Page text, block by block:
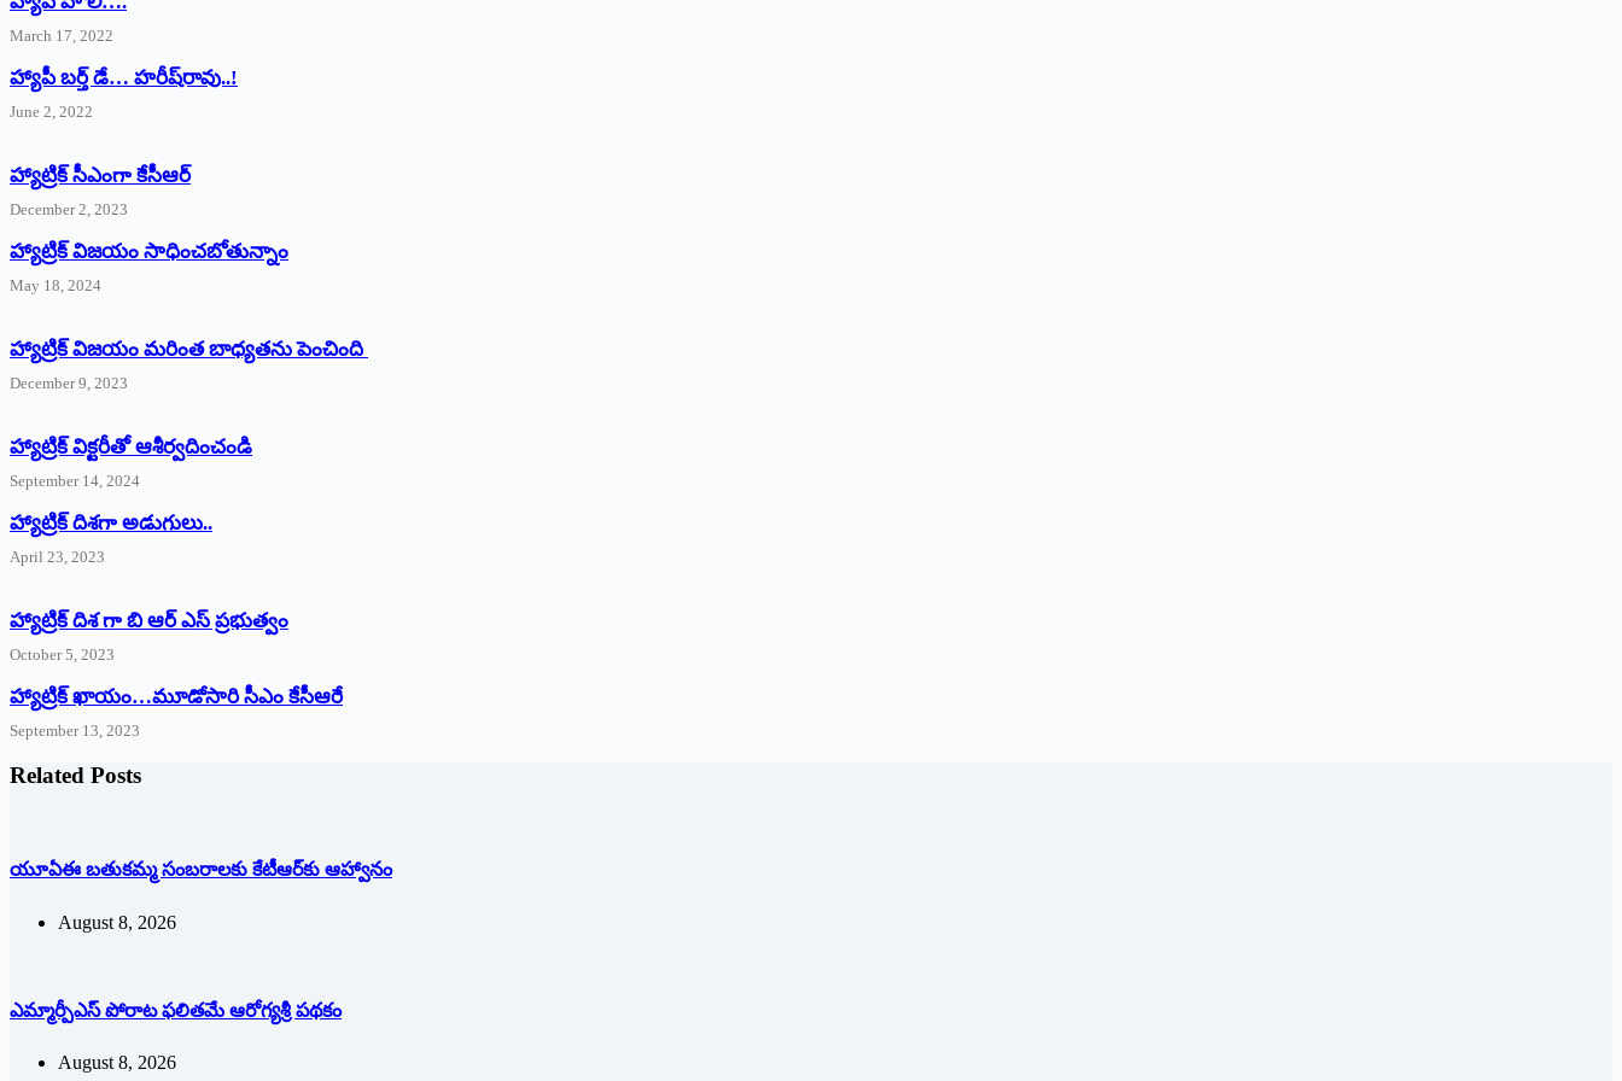
March 17, 2022
హ్యాపీ బర్త్ ‌డే… హరీష్‌రావు..!
June 2, 2022
హ్యాట్రిక్‌ ‌సీఎంగా కేసీఆర్‌
December 2, 2023
హ్యాట్రిక్‌ విజయం సాధించబోతున్నాం
May 18, 2024
హ్యాట్రిక్ విజయం మరింత బాధ్యతను పెంచింది
December 9, 2023
హ్యాట్రిక్‌ ‌విక్టరీతో ఆశీర్వదించండి
September 14, 2024
‌హ్యాట్రిక్‌ ‌దిశగా అడుగులు..
April 23, 2023
హ్యాట్రిక్ దిశ గా బి ఆర్ ఎస్ ప్రభుత్వం
October 5, 2023
హ్యాట్రిక్‌ ‌ఖాయం…మూడోసారి సీఎం కేసీఆరే
September 13, 2023
Related Posts
యూఏఈ బతుకమ్మ సంబరాలకు కేటీఆర్‌కు ఆహ్వానం
August 8, 2026
ఎమ్మార్పీఎస్ పోరాట ఫలితమే ఆరోగ్యశ్రీ పథకం
August 8, 2026